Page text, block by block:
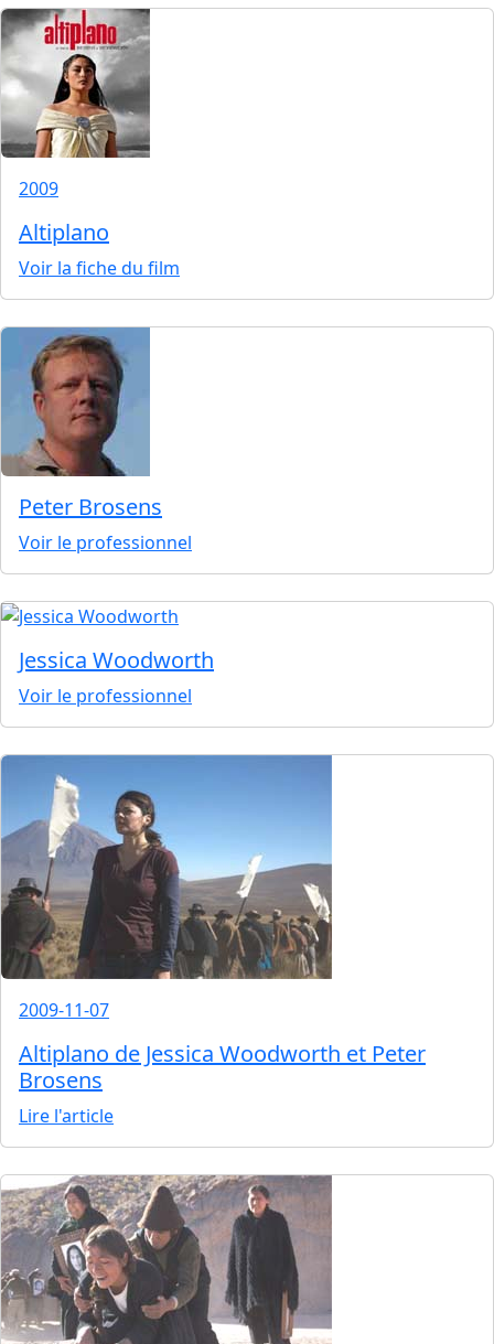
2009
Altiplano
Voir la fiche du film
Peter Brosens
Voir le professionnel
Jessica Woodworth
Voir le professionnel
2009-11-07
Altiplano de Jessica Woodworth et Peter
Brosens
Lire l'article